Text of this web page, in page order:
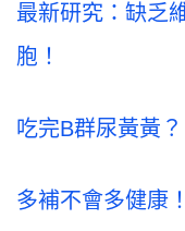
最新研究：缺乏
胞！
吃完B群尿黃黃
多補不會多健康